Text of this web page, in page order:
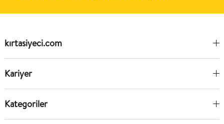
kırtasiyeci.com
Kariyer
Kategoriler